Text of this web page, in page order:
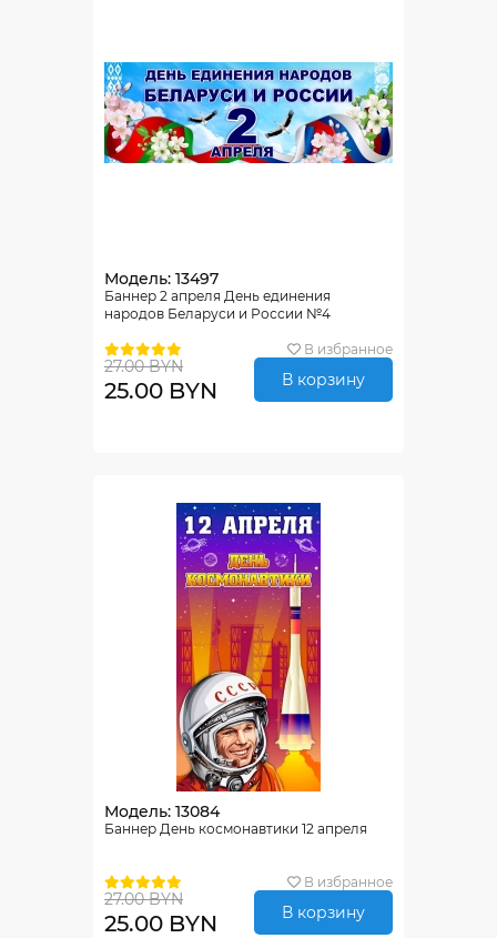
Модель: 13497
Баннер 2 апреля День единения
народов Беларуси и России №4
В избранное
27.00 BYN
25.00 BYN В корзину
Модель: 13084
Баннер День космонавтики 12 апреля
В избранное
27.00 BYN
25.00 BYN В корзину